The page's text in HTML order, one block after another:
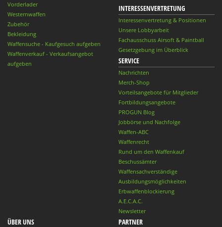
Vorderlader
Westernwaffen
Zubehör
Bekleidung
Waffensuche - Kaufgesuch aufgeben
Waffenverkauf - Verkaufsangebot
aufgeben
INTERESSENVERTRETUNG
Interessenvertretung & Positionen
Unsere Lobbyarbeit
Fachausschuss Airsoft & Paintball
Gesetzgebung im Überblick
SERVICE
Nachrichten
Merch-Shop
Vorteilsangebote für Mitglieder
Fortbildungsangebote
PROGUN Blog
Jobbörse und Nachfolge
Waffen-ABC
Waffenrecht
Rund um den Waffenkauf
Beschussämter
Waffensachverständige
Ausbildungsmöglichkeiten
Erbwaffenblockierung
A.E.C.A.C.
Newsletter
ÜBER UNS PARTNER